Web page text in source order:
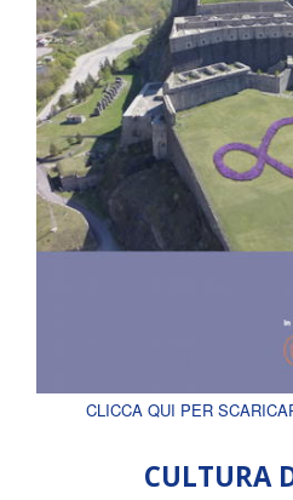
CLICCA QUI PER
CULTURA